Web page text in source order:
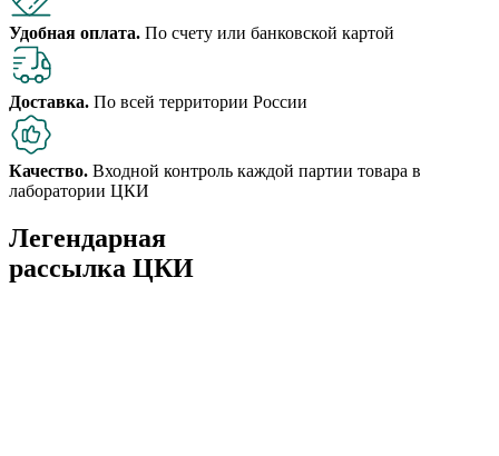
Удобная оплата. По счету или банковской картой
Доставка. По всей территории России
Качество. Входной контроль каждой партии товара в
лаборатории ЦКИ
Легендарная
рассылка ЦКИ